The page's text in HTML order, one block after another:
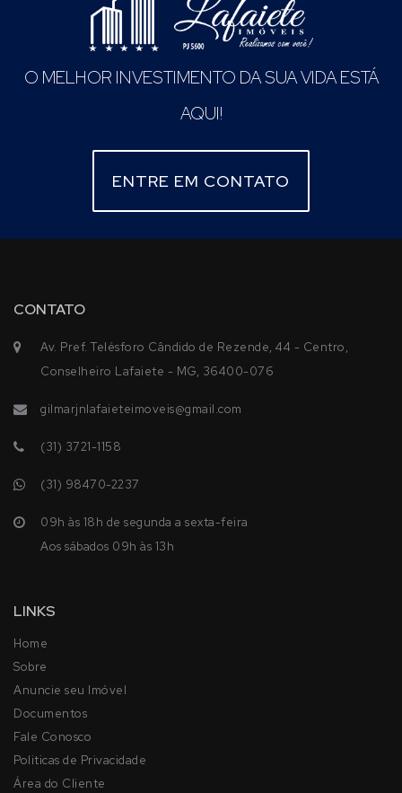
O MELHOR INVESTIMENTO DA SUA VIDA ESTÁ
AQUI!
ENTRE EM CONTATO
CONTATO
Av. Pref. Telésforo Cândido de Rezende, 44 - Centro,
Conselheiro Lafaiete - MG, 36400-076
gilmarjnlafaieteimoveis@gmail.com
(31) 3721-1158
(31) 98470-2237
09h às 18h de segunda a sexta-feira
Aos sábados 09h às 13h
LINKS
Home
Sobre
Anuncie seu Imóvel
Documentos
Fale Conosco
Politicas de Privacidade
Área do Cliente